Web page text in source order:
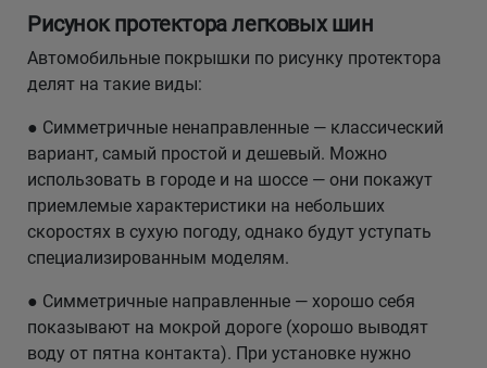
Рисунок протектора легковых шин
Автомобильные покрышки по рисунку протектора
делят на такие виды:
● Симметричные ненаправленные — классический
вариант, самый простой и дешевый. Можно
использовать в городе и на шоссе — они покажут
приемлемые характеристики на небольших
скоростях в сухую погоду, однако будут уступать
специализированным моделям.
● Симметричные направленные — хорошо себя
показывают на мокрой дороге (хорошо выводят
воду от пятна контакта). При установке нужно